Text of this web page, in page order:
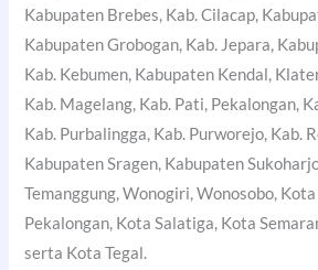
Kabupaten Brebes, Kab. Cilacap,
Kabupaten Grobogan, Kab. Jepara,
Kab. Kebumen, Kabupaten Kendal,
Kab. Magelang, Kab. Pati, Pekalongan,
Kab. Purbalingga, Kab. Purworejo, Kab.
Kabupaten Sragen, Kabupaten
Temanggung, Wonogiri, Wonosobo,
Pekalongan, Kota Salatiga, Kota
serta Kota Tegal.